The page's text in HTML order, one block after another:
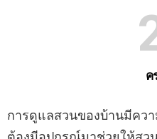
ค
การดูแลสวนของบ้านมีคว